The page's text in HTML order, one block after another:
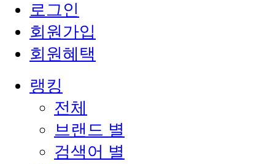
로그인
회원가입
회원혜택
랭킹
전체
브랜드 별
검색어 별